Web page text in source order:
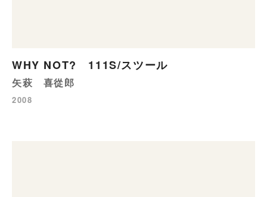
WHY NOT? 111S/スツール
矢萩 喜從郎
2008